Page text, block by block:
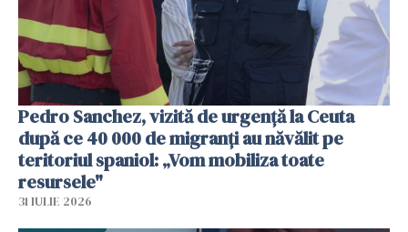
Pedro Sanchez, vizită de urgență la Ceuta
după ce 40 000 de migranți au năvălit pe
teritoriul spaniol: „Vom mobiliza toate
resursele"
31 IULIE 2026